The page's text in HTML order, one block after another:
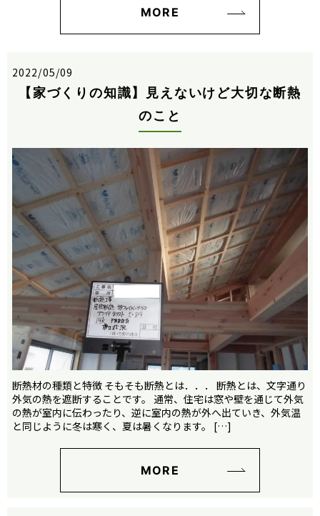
MORE
2022/05/09
【家づくりの知識】見えないけど大切な断熱
のこと
断熱材の種類と特徴 そもそも断熱とは．．． 断熱とは、文字通り
外気の熱を遮断することです。 通常、住宅は窓や壁を通じて外気
の熱が室内に伝わったり、逆に室内の熱が外へ出ていき、外気温
と同じように冬は寒く、夏は暑くなります。 […]
MORE